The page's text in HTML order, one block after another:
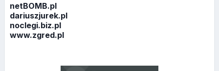
netBOMB.pl
dariuszjurek.pl
noclegi.biz.pl
www.zgred.pl